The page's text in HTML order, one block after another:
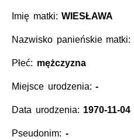
Imię matki:WIESŁAWA
Nazwisko panieńskie matki:
Płeć: mężczyzna
Miejsce urodzenia:-
Data urodzenia: 1970-11-04
Pseudonim: -